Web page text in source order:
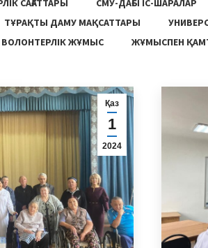
САҒАТТАРЫ СМУ-ДАҒЫ ІС-ШАРАЛАР
ТҰРАҚТЫ ДАМУ МАҚСАТТАРЫ
ВОЛОНТЕРЛІК ЖҰМЫС
ЖҰМЫСПЕН
Қаз
1
2024